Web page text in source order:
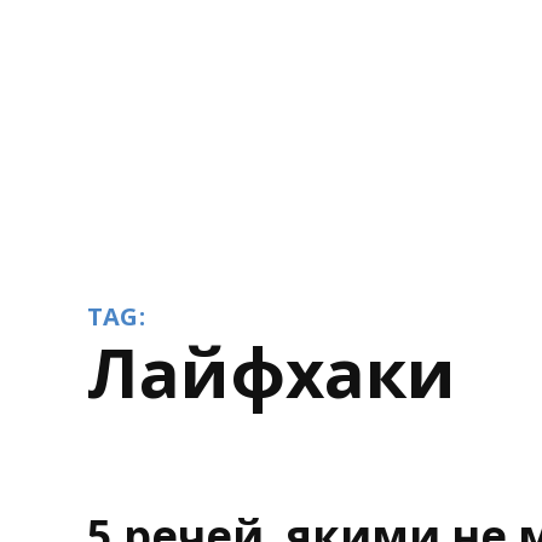
TAG:
лайфхаки